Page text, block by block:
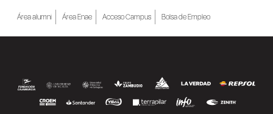
Área alumni Área Enae Acceso Campus Bolsa de Empleo